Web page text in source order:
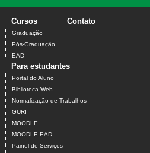
Cursos
Graduação
Pós-Graduação
EAD
Contato
Para estudantes
Portal do Aluno
Biblioteca Web
Normalização de Trabalhos
GURI
MOODLE
MOODLE EAD
Painel de Serviços